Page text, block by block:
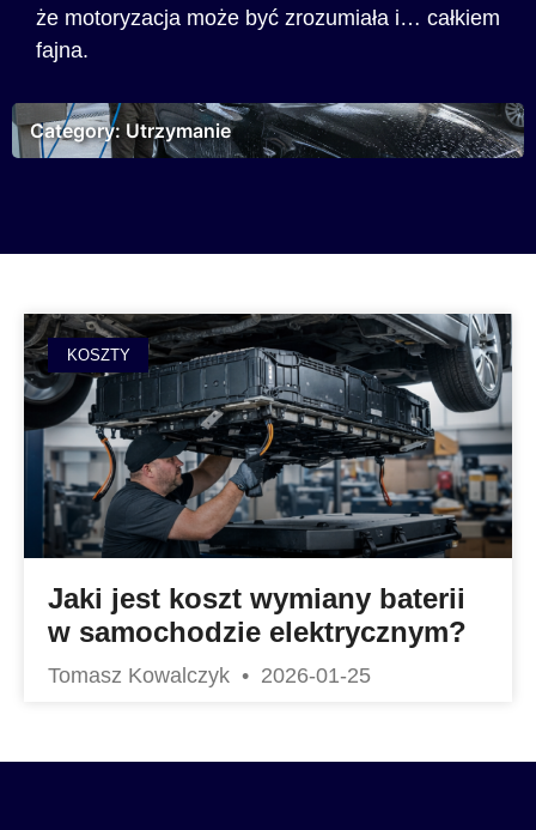
że motoryzacja może być zrozumiała i… całkiem
fajna.
Category: Utrzymanie
KOSZTY
Jaki jest koszt wymiany baterii
w samochodzie elektrycznym?
Tomasz Kowalczyk 2026-01-25